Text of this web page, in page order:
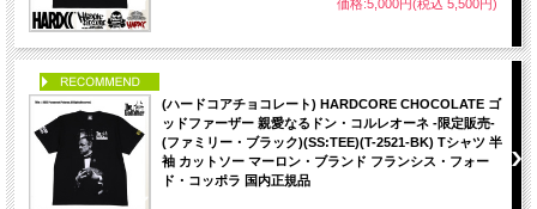
価格:5,000円(税込 5,500円)
(ハードコアチョコレート) HARDCORE CHOCOLATE ゴ
ッドファーザー 親愛なるドン・コルレオーネ -限定販売-
(ファミリー・ブラック)(SS:TEE)(T-2521-BK) Tシャツ 半
袖 カットソー マーロン・ブランド フランシス・フォー
ド・コッポラ 国内正規品